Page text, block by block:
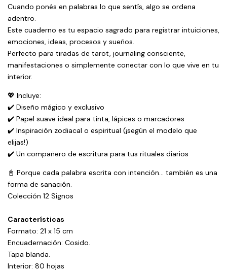
Cuando ponés en palabras lo que sentís, algo se ordena
adentro.
Este cuaderno es tu espacio sagrado para registrar intuiciones,
emociones, ideas, procesos y sueños.
Perfecto para tiradas de tarot, journaling consciente,
manifestaciones o simplemente conectar con lo que vive en tu
interior.
💖 Incluye:
✔️ Diseño mágico y exclusivo
✔️ Papel suave ideal para tinta, lápices o marcadores
✔️ Inspiración zodiacal o espiritual (¡según el modelo que
elijas!)
✔️ Un compañero de escritura para tus rituales diarios
📓 Porque cada palabra escrita con intención… también es una
forma de sanación.
Colección 12 Signos
Características
Formato: 21 x 15 cm
Encuadernación: Cosido.
Tapa blanda.
Interior: 80 hojas